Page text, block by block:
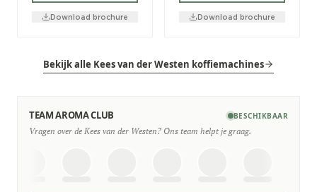
Download brochure Download brochure
Bekijk alle Kees van der Westen koffiemachines
TEAM AROMA CLUB BESCHIKBAAR
Vragen over de Kees van der Westen? Ons team helpt je graag.